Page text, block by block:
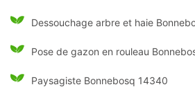
Dessouchage arbre et haie
Pose de gazon en rouleau
Paysagiste Bonnebosq 14340